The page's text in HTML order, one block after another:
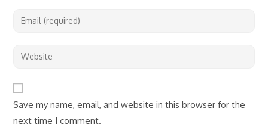
Save my name, email, and website in this browser for the
next time I comment.